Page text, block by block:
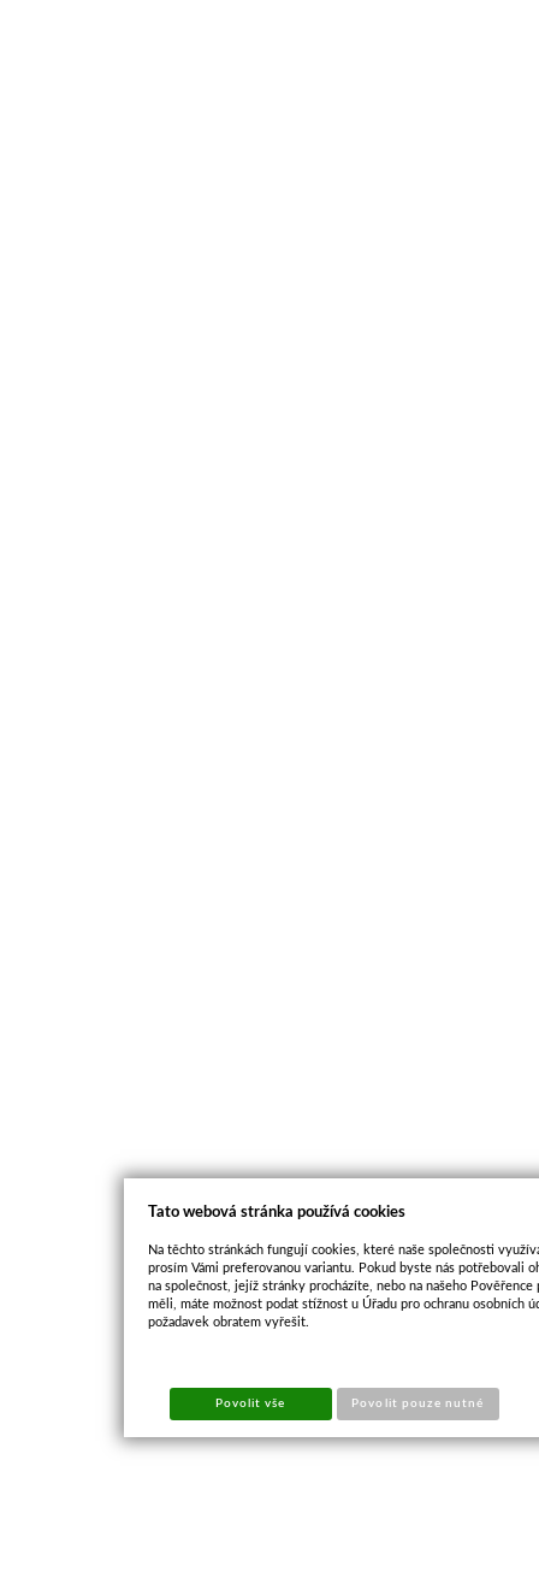
Tato webová stránka používá cookies
Na těchto stránkách fungují cookies, které naše společnosti
prosím Vámi preferovanou variantu. Pokud byste nás potřebovali
na společnost, jejíž stránky procházíte, nebo na našeho
měli, máte možnost podat stížnost u Úřadu pro ochranu osobních
požadavek obratem vyřešit.
Povolit vše Povolit pouze nutné